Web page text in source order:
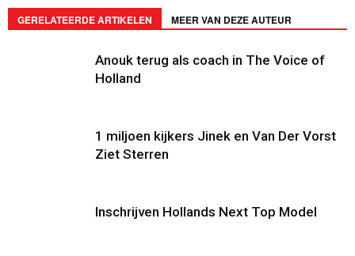
GERELATEERDE ARTIKELEN MEER VAN DEZE AUTEUR
Anouk terug als coach in The Voice of
Holland
1 miljoen kijkers Jinek en Van Der Vorst
Ziet Sterren
Inschrijven Hollands Next Top Model